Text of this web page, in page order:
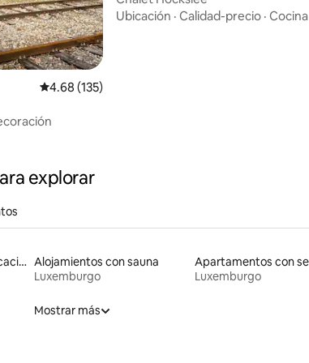
Calificación promedio: 4.68 de 5, 135 reseñas
4.68 (135)
Ubicación · Calidad-precio · Cocina
explorar
Casas de huéspedes vacacionales Alojamientos con sauna
Luxemburgo
Luxemburgo
Mostrar más